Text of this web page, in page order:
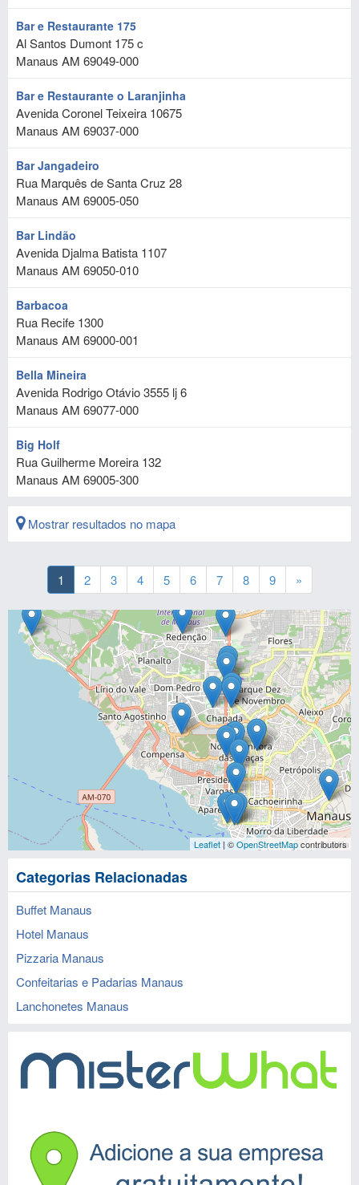
Bar e Restaurante 175
Al Santos Dumont 175 c
Manaus AM 69049-000
Bar e Restaurante o Laranjinha
Avenida Coronel Teixeira 10675
Manaus AM 69037-000
Bar Jangadeiro
Rua Marquês de Santa Cruz 28
Manaus AM 69005-050
Bar Lindão
Avenida Djalma Batista 1107
Manaus AM 69050-010
Barbacoa
Rua Recife 1300
Manaus AM 69000-001
Bella Mineira
Avenida Rodrigo Otávio 3555 lj 6
Manaus AM 69077-000
Big Holf
Rua Guilherme Moreira 132
Manaus AM 69005-300
Mostrar resultados no mapa
1 2 3 4 5 6 7 8 9 »
Leaflet| ©OpenStreetMapcontributors
Categorias Relacionadas
Buffet Manaus
Hotel Manaus
Pizzaria Manaus
Confeitarias e Padarias Manaus
Lanchonetes Manaus